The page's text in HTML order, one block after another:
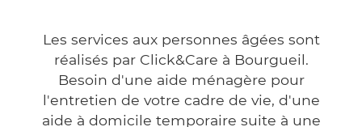
Les services aux personnes âgées sont
réalisés par Click&Care à Bourgueil.
Besoin d'une aide ménagère pour
l'entretien de votre cadre de vie, d'une
aide à domicile temporaire suite à une